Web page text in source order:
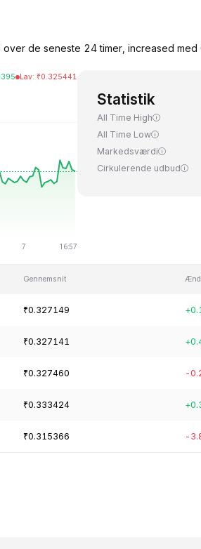
de seneste 24 timer, increased
Lav: ₹0.325441
Statistik
All Time High
All Time Low
Markedsværdi
Cirkulerende udbud
Gennemsnit
₹0.327149
₹0.327141
₹0.327460 -
₹0.333424
₹0.315366 -